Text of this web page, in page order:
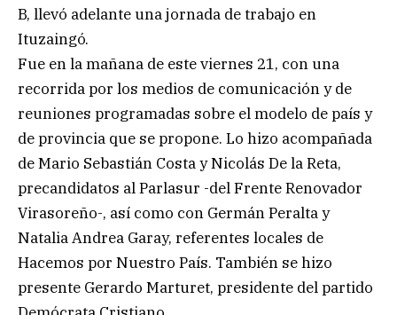
B, llevó adelante una jornada de trabajo en
Ituzaingó.
Fue en la mañana de este viernes 21, con una
recorrida por los medios de comunicación y de
reuniones programadas sobre el modelo de país y
de provincia que se propone. Lo hizo acompañada
de Mario Sebastián Costa y Nicolás De la Reta,
precandidatos al Parlasur -del Frente Renovador
Virasoreño-, así como con Germán Peralta y
Natalia Andrea Garay, referentes locales de
Hacemos por Nuestro País. También se hizo
presente Gerardo Marturet, presidente del partido